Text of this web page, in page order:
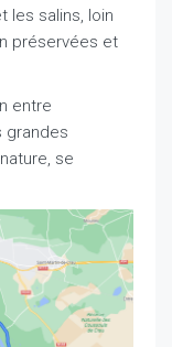
les salins, loin
préservées et
entre
grandes
se